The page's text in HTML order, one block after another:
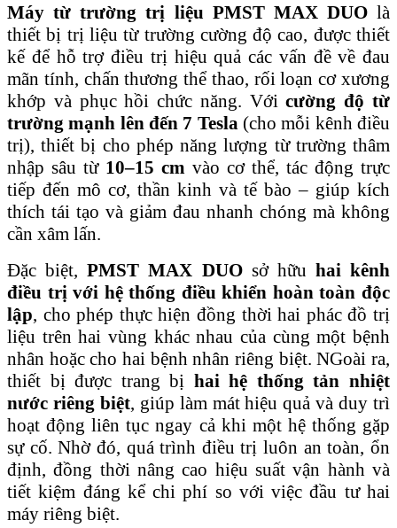
Máy từ trường trị liệu PMST MAX DUOlà
thiết bị trị liệu từ trường cường độ cao, được thiết
kế để hỗ trợ điều trị hiệu quả các vấn đề về đau
mãn tính, chấn thương thể thao, rối loạn cơ xương
khớp và phục hồi chức năng. Vớicường độ từ
trường mạnh lên đến 7 Tesla (cho mỗi kênh điều
trị), thiết bị cho phép năng lượng từ trường thâm
nhập sâu từ 10–15 cm vào cơ thể, tác động trực
tiếp đến mô cơ, thần kinh và tế bào – giúp kích
thích tái tạo và giảm đau nhanh chóng mà không
cần xâm lấn.
Đặc biệt,PMST MAX DUOsở hữu hai kênh
điều trị với hệ thống điều khiển hoàn toàn độc
lập, cho phép thực hiện đồng thời hai phác đồ trị
liệu trên hai vùng khác nhau của cùng một bệnh
nhân hoặc cho hai bệnh nhân riêng biệt. NGoài ra,
thiết bị được trang bị hai hệ thống tản nhiệt
nước riêng biệt, giúp làm mát hiệu quả và duy trì
hoạt động liên tục ngay cả khi một hệ thống gặp
sự cố. Nhờ đó, quá trình điều trị luôn an toàn, ổn
định, đồng thời nâng cao hiệu suất vận hành và
tiết kiệm đáng kể chi phí so với việc đầu tư hai
máy riêng biệt.